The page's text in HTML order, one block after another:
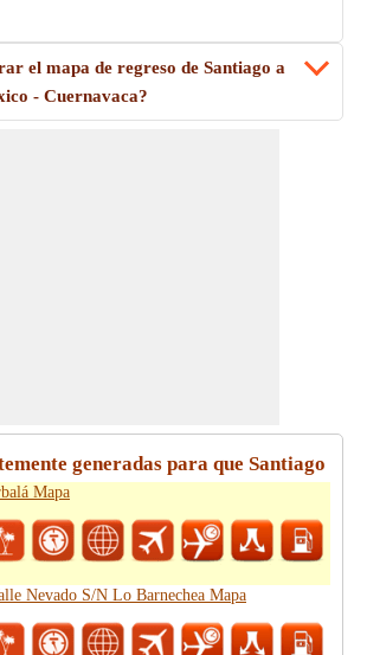
el mapa de regreso de Santiago a
- Cuernavaca?
generadas para que Santiago
Mapa
Nevado S/N Lo Barnechea Mapa